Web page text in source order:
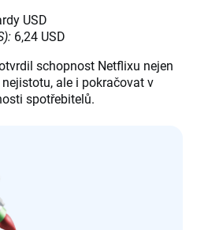
USD
6,24 USD
schopnost Netflixu nejen
ale i pokračovat v
spotřebitelů.